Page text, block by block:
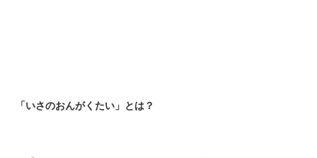
「いさのおんがくたい」とは？